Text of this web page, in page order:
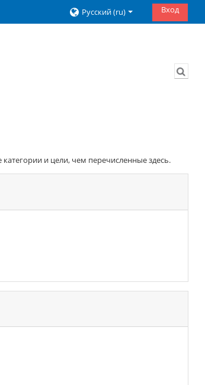
Русский ‎(ru)‎ Вход
и цели, чем перечисленные здесь.